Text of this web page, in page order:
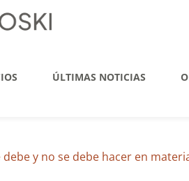
ÚLTIMAS NOTICIAS
debe y no se debe hacer en